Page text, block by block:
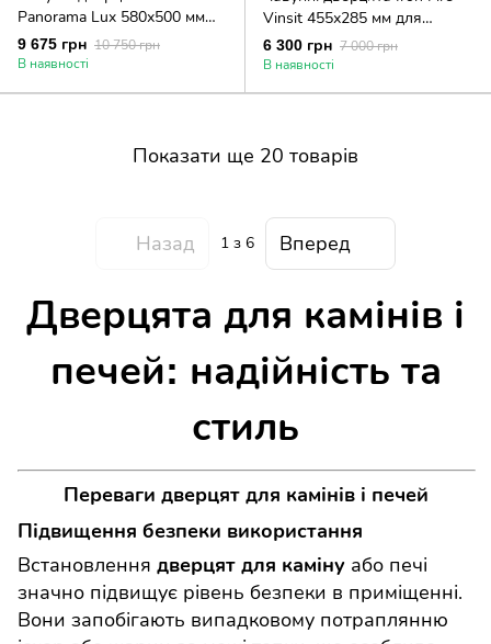
Panorama Lux 580х500 мм
для печі/барбекю з
вогнетривким склом Robax
9 675 грн 10 750 грн
В наявності
Vinsit 455х285 мм для
хлібної печі/барбекю з
вогнетривким склом Robax
6 300 грн 7 000 грн
В наявності
Показати ще 20 товарів
Назад 1 з 6 Вперед
Дверцята для камінів і
печей: надійність та
стиль
Переваги дверцят для камінів і печей
Підвищення безпеки використання
Встановлення дверцят для каміну або печі
значно підвищує рівень безпеки в приміщенні.
Вони запобігають випадковому потраплянню